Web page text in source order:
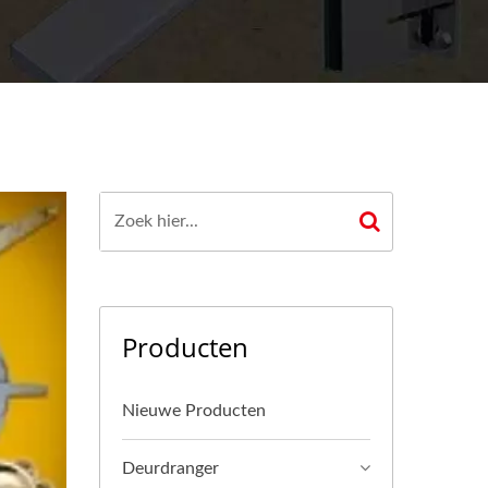
Producten
Nieuwe Producten
Deurdranger